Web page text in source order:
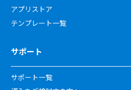
アプリストア
テンプレート一覧
サポート
サポート一覧